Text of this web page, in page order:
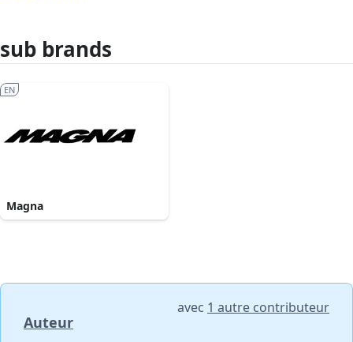
sub brands
Magna
EN
Auteur
avec 1 autre contributeur